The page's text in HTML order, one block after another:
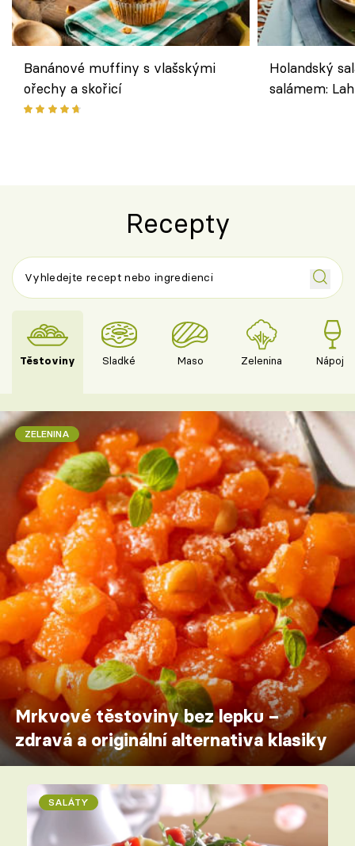
Banánové muffiny s vlašskými
ořechy a skořicí
Holandský
salámem:
Recepty
Těstoviny Sladké Maso Zelenina Nápoje
ZELENINA
Mrkvové těstoviny bez lepku –
zdravá a originální alternativa klasiky
SALÁTY